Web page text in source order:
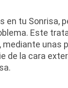
tu Sonrisa,
Este
unas
de la cara